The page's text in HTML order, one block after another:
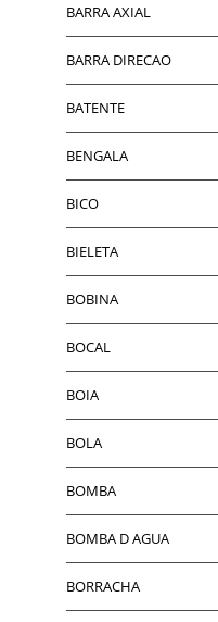
BARRA AXIAL
BARRA DIRECAO
BATENTE
BENGALA
BICO
BIELETA
BOBINA
BOCAL
BOIA
BOLA
BOMBA
BOMBA D AGUA
BORRACHA